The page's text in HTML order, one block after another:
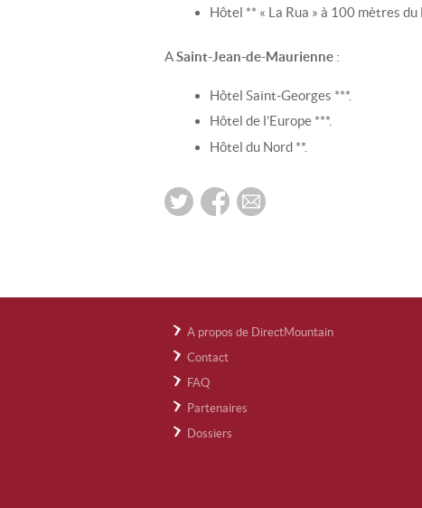
Hôtel ** « La Rua » à 100 mètres
ASaint-Jean-de-Maurienne :
Hôtel Saint-Georges ***.
Hôtel de l’Europe ***.
Hôtel du Nord **.
A propos de DirectMountain
Contact
FAQ
Partenaires
Dossiers